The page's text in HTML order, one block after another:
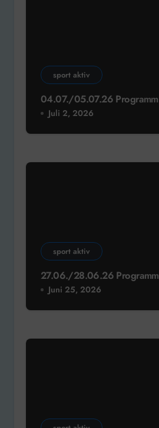
sport aktiv
04.07./05.07.26 Programm
Juli 2, 2026
sport aktiv
27.06./28.06.26 Programm
Juni 25, 2026